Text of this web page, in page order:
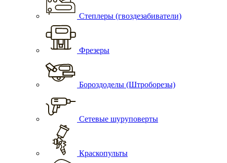
Степлеры (гвоздезабиватели)
Фрезеры
Бороздоделы (Штроборезы)
Сетевые шуруповерты
Краскопульты